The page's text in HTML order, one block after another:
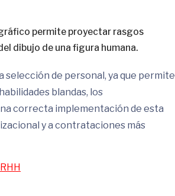
permite proyectar rasgos
dibujo de una figura humana.
de personal, ya que permite
blandas, los
correcta implementación de esta
y a contrataciones más